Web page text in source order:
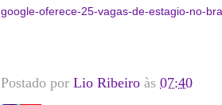
google-oferece-25-vagas-de-estagio-no-
Postado por Lio Ribeiro às 07:40